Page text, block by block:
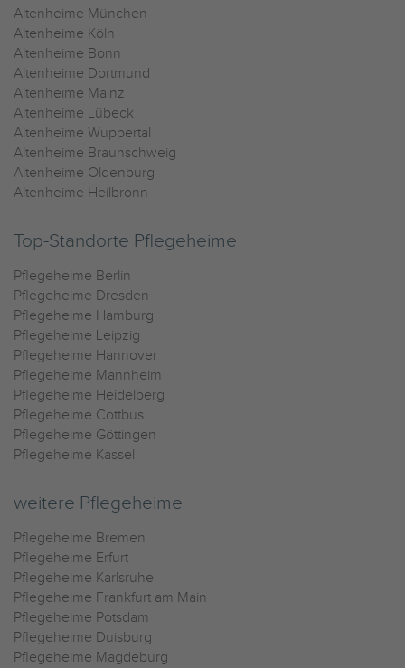
Altenheime München
Altenheime Köln
Altenheime Bonn
Altenheime Dortmund
Altenheime Mainz
Altenheime Lübeck
Altenheime Wuppertal
Altenheime Braunschweig
Altenheime Oldenburg
Altenheime Heilbronn
Top-Standorte Pflegeheime
Pflegeheime Berlin
Pflegeheime Dresden
Pflegeheime Hamburg
Pflegeheime Leipzig
Pflegeheime Hannover
Pflegeheime Mannheim
Pflegeheime Heidelberg
Pflegeheime Cottbus
Pflegeheime Göttingen
Pflegeheime Kassel
weitere Pflegeheime
Pflegeheime Bremen
Pflegeheime Erfurt
Pflegeheime Karlsruhe
Pflegeheime Frankfurt am Main
Pflegeheime Potsdam
Pflegeheime Duisburg
Pflegeheime Magdeburg